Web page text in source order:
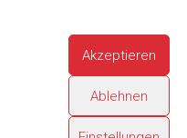
Akzeptieren
Ablehnen
untersucht. Den
Chiligericht serviert.
nichts gegen das
nahm ein gängiges
der Magensäure
wurde etwas